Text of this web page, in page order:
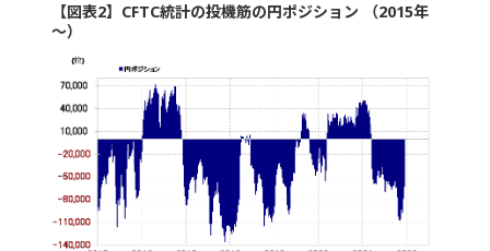
【図表2】CFTC統計の投機筋の円ポジション （2015年
～）